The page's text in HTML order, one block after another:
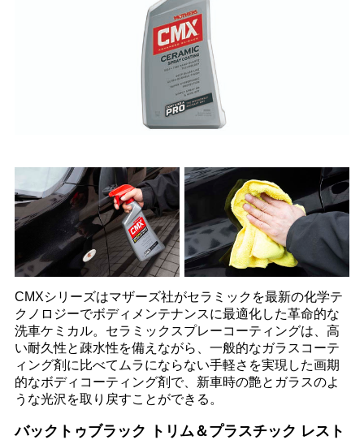
CMXシリーズはマザーズ社がセラミックを最新の化学テ
クノロジーでボディメンテナンスに最適化した革命的な
洗車ケミカル。セラミックスプレーコーティングは、高
い耐久性と疎水性を備えながら、一般的なガラスコーテ
ィング剤に比べてムラにならない手軽さを実現した画期
的なボディコーティング剤で、新車時の艶とガラスのよ
うな光沢を取り戻すことができる。
バックトゥブラック トリム＆プラスチック レスト